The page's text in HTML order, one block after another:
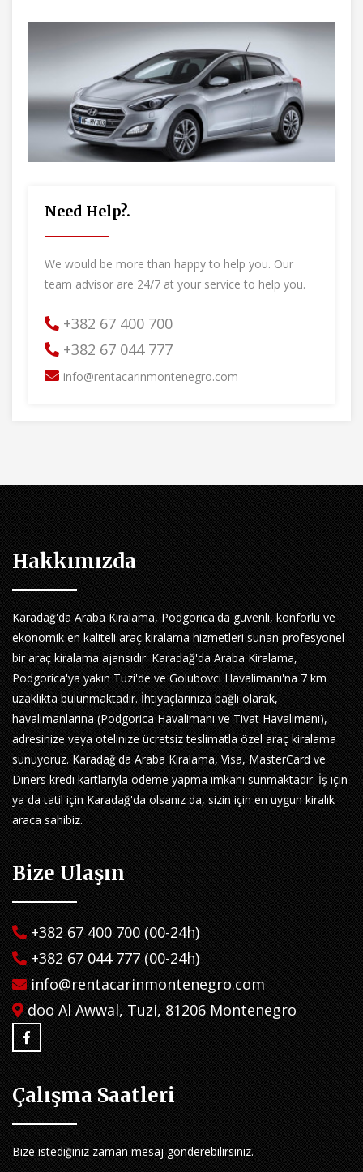
Need Help?.
We would be more than happy to help you. Our
team advisor are 24/7 at your service to help you.
+382 67 400 700
+382 67 044 777
info@rentacarinmontenegro.com
Hakkımızda
Karadağ'da Araba Kiralama, Podgorica'da güvenli, konforlu ve
ekonomik en kaliteli araç kiralama hizmetleri sunan profesyonel
bir araç kiralama ajansıdır. Karadağ'da Araba Kiralama,
Podgorica'ya yakın Tuzi'de ve Golubovci Havalimanı'na 7 km
uzaklıkta bulunmaktadır. İhtiyaçlarınıza bağlı olarak,
havalimanlarına (Podgorica Havalimanı ve Tivat Havalimanı),
adresinize veya otelinize ücretsiz teslimatla özel araç kiralama
sunuyoruz. Karadağ'da Araba Kiralama, Visa, MasterCard ve
Diners kredi kartlarıyla ödeme yapma imkanı sunmaktadır. İş için
ya da tatil için Karadağ'da olsanız da, sizin için en uygun kiralık
araca sahibiz.
Bize Ulaşın
+382 67 400 700 (00-24h)
+382 67 044 777 (00-24h)
info@rentacarinmontenegro.com
doo Al Awwal, Tuzi, 81206 Montenegro
Çalışma Saatleri
Bize istediğiniz zaman mesaj gönderebilirsiniz.